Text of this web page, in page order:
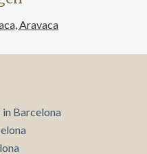
Aravaca
Barcelona